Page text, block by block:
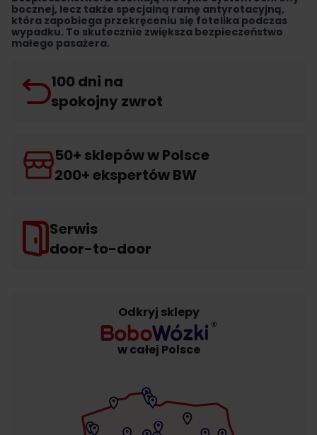
bocznej, lecz także specjalną ramę antyrotacyjną,
która zapobiega przekręceniu się fotelika podczas
wypadku. To skutecznie zwiększa bezpieczeństwo
małego pasażera.
100 dni na
spokojny zwrot
50+ sklepów w Polsce
200+ ekspertów BW
Serwis
door-to-door
Odkryj sklepy
w całej Polsce